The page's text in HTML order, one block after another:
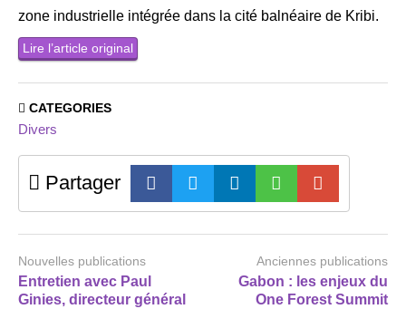
zone industrielle intégrée dans la cité balnéaire de Kribi.
Lire l’article original
CATEGORIES
Divers
Partager
Nouvelles publications
Entretien avec Paul
Ginies, directeur général
Anciennes publications
Gabon : les enjeux du
One Forest Summit